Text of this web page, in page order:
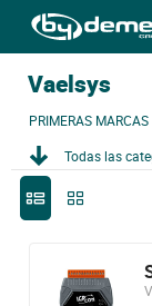
Vaelsys
PRIMERAS MARCAS
Todas las